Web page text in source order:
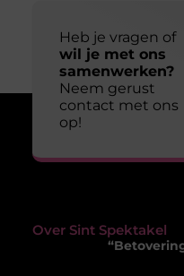
Heb je vragen of
wil je met ons
samenwerken?
Neem gerust
contact met ons
op!
Over Sint Spektakel